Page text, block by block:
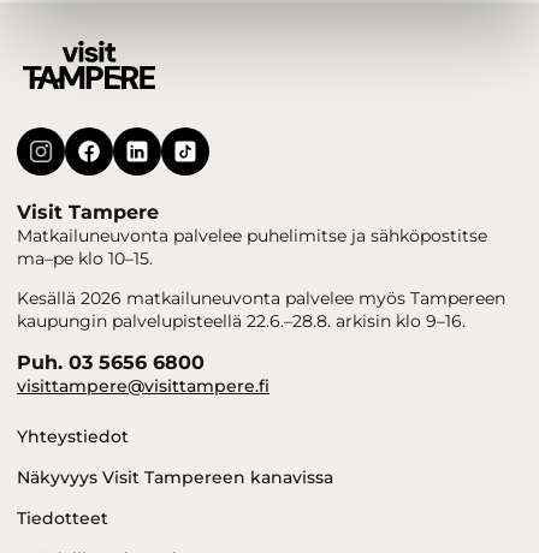
Visit Tampere
Matkailuneuvonta palvelee puhelimitse ja sähköpostitse
ma–pe klo 10–15.
Kesällä 2026 matkailuneuvonta palvelee myös Tampereen
kaupungin palvelupisteellä 22.6.–28.8. arkisin klo 9–16.
Puh. 03 5656 6800
visittampere@visittampere.fi
Yhteystiedot
Näkyvyys Visit Tampereen kanavissa
Tiedotteet